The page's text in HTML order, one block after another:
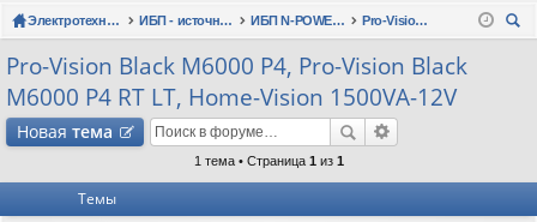
ы
лк
и
ум
ы
ьз
ов
ат
ел
д ис
Электротехнические форумы ИБП - источники бесперебойного питания ИБП N-POWER: новые модели (презентации, фотосессии, обзоры)
Pro-Vision Black M6000 P4, Pro-Vision Black M6000 P4 RT LT, Home-Vision 1500VA-12V
Pro-Vision Black M6000 P4, Pro-Vision Black
M6000 P4 RT LT, Home-Vision 1500VA-12V
Новая тема
1 тема • Страница 1 из 1
Темы